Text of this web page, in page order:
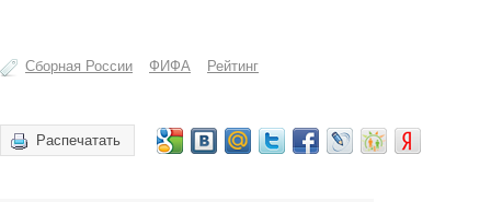
Сборная России ФИФА Рейтинг
Распечатать